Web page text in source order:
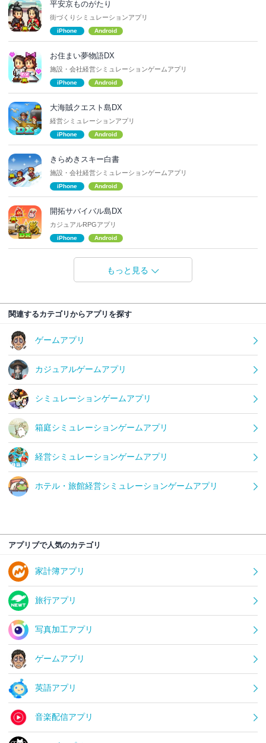
平安京ものがたり
街づくりシミュレーションアプリ
iPhone Android
お住まい夢物語DX
施設・会社経営シミュレーションゲームアプリ
iPhone Android
大海賊クエスト島DX
経営シミュレーションアプリ
iPhone Android
きらめきスキー白書
施設・会社経営シミュレーションゲームアプリ
iPhone Android
開拓サバイバル島DX
カジュアルRPGアプリ
iPhone Android
もっと見る
関連するカテゴリからアプリを探す
ゲームアプリ
カジュアルゲームアプリ
シミュレーションゲームアプリ
箱庭シミュレーションゲームアプリ
経営シミュレーションゲームアプリ
ホテル・旅館経営シミュレーションゲームアプリ
アプリブで人気のカテゴリ
家計簿アプリ
旅行アプリ
写真加工アプリ
ゲームアプリ
英語アプリ
音楽配信アプリ